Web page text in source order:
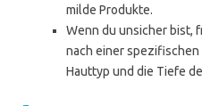
milde Produkte.
Wenn du unsicher bist,
nach einer
Hauttyp und die Tiefe